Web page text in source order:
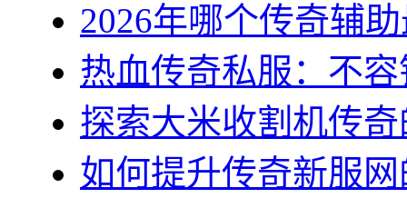
2026年哪个传奇辅
热血传奇私服：不
探索大米收割机传
如何提升传奇新服